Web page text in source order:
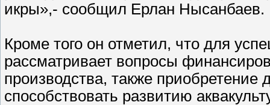
икры»,- сообщил Ерлан Нысанбаев.
Кроме того он отметил, что для
рассматривает вопросы
производства, также приобретение
способствовать развитию